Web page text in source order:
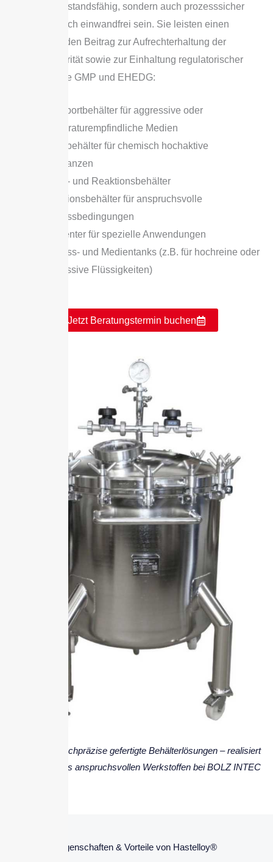
extrem widerstandsfähig, sondern auch prozesssicher
und hygienisch einwandfrei sein. Sie leisten einen
entscheidenden Beitrag zur Aufrechterhaltung der
Produktintegrität sowie zur Einhaltung regulatorischer
Vorgaben wie GMP und EHEDG:
Transportbehälter für aggressive oder
temperaturempfindliche Medien
Lagerbehälter für chemisch hochaktive
Substanzen
Misch- und Reaktionsbehälter
Reaktionsbehälter für anspruchsvolle
Prozessbedingungen
Fermenter für spezielle Anwendungen
Prozess- und Medientanks (z.B. für hochreine oder
aggressive Flüssigkeiten)
Jetzt Beratungstermin buchen
Hochpräzise gefertigte Behälterlösungen – realisiert
aus anspruchsvollen Werkstoffen bei BOLZ INTEC
Eigenschaften & Vorteile von Hastelloy®